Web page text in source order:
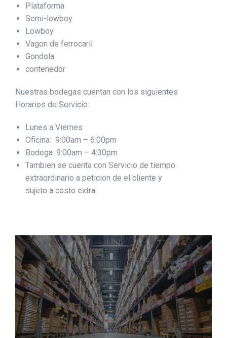
Plataforma
Semi-lowboy
Lowboy
Vagon de ferrocaril
Gondola
contenedor
Nuestras bodegas cuentan con los siguientes
Horarios de Servicio:
Lunes a Viernes
Oficina: 9:00am – 6:00pm
Bodega: 9:00am – 4:30pm
Tambien se cuenta con Servicio de tiempo
extraordinario a peticion de el cliente y
sujeto a costo extra.